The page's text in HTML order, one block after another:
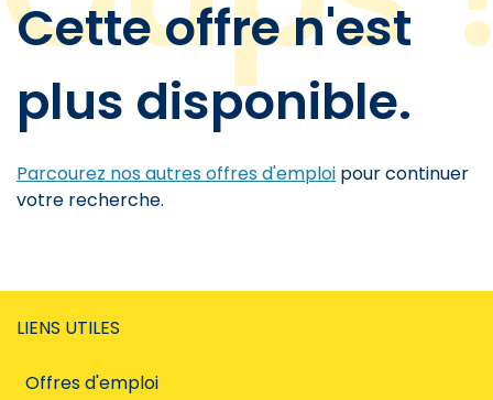
Cette offre n'est
plus disponible.
Parcourez nos autres offres d'emploi pour continuer
votre recherche.
LIENS UTILES
Offres d'emploi